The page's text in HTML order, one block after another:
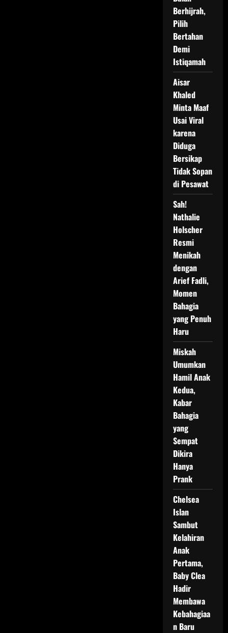
Berhijrah,
Pilih
Bertahan
Demi
Istiqamah
Aisar
Khaled
Minta Maaf
Usai Viral
karena
Diduga
Bersikap
Tidak Sopan
di Pesawat
Sah!
Nathalie
Holscher
Resmi
Menikah
dengan
Arief Fadli,
Momen
Bahagia
yang Penuh
Haru
Miskah
Umumkan
Hamil Anak
Kedua,
Kabar
Bahagia
yang
Sempat
Dikira
Hanya
Prank
Chelsea
Islan
Sambut
Kelahiran
Anak
Pertama,
Baby Clea
Hadir
Membawa
Kebahagiaa
n Baru